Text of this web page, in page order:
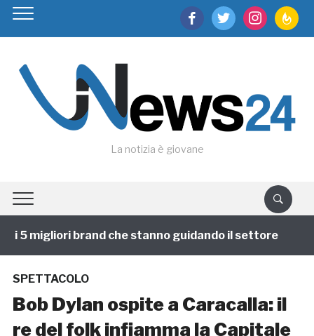
facebooktwitter instagram
La notizia è giovane
migliori brand che stanno guidando il settore
SPETTACOLO
Bob Dylan ospite a Caracalla: il
re del folk infiamma la Capitale